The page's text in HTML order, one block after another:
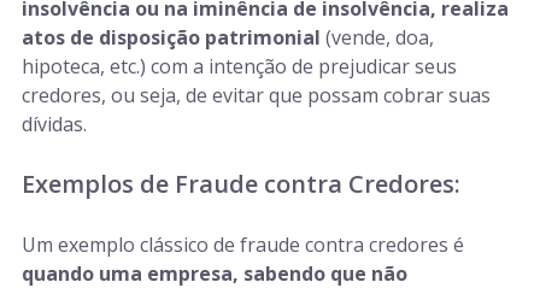
insolvência ou na iminência de insolvência, realiza
atos de disposição patrimonial (vende, doa,
hipoteca, etc.) com a intenção de prejudicar seus
credores, ou seja, de evitar que possam cobrar suas
dívidas.
Exemplos de Fraude contra Credores:
Um exemplo clássico de fraude contra credores é
quando uma empresa, sabendo que não